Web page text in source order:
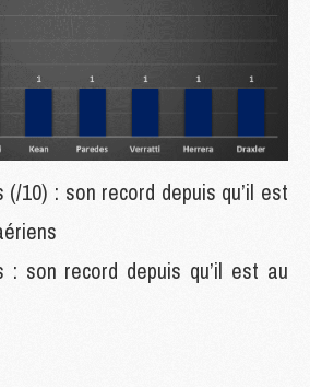
(/10) : son record depuis qu’il est
: son record depuis qu’il est au